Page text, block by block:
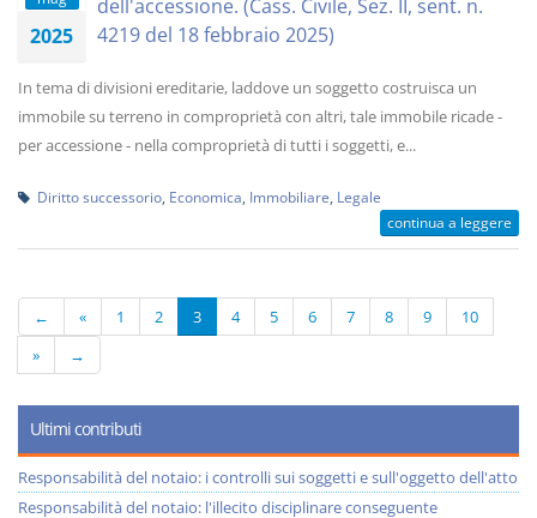
2025
dell'accessione. (Cass. Civile, Sez. II, sent. n.
4219 del 18 febbraio 2025)
In tema di divisioni ereditarie, laddove un soggetto costruisca un
immobile su terreno in comproprietà con altri, tale immobile ricade -
per accessione - nella comproprietà di tutti i soggetti, e...
Diritto successorio Economica Immobiliare Legale
continua a leggere
← « 1 2 3 4 5 6 7 8 9
10
»
→
Ultimi contributi
Responsabilità del notaio: i controlli sui soggetti e sull'oggetto dell'atto
Responsabilità del notaio: l'illecito disciplinare conseguente